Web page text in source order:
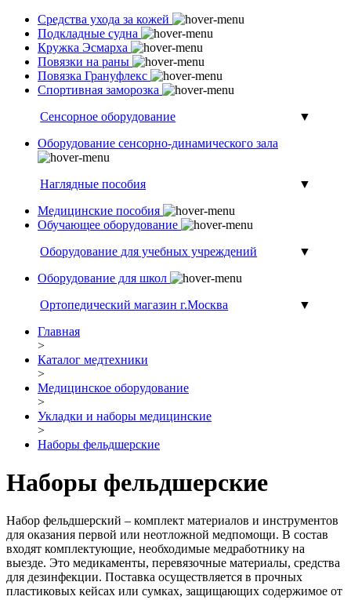
Средства ухода за кожей
Подкладные судна
Кружка Эсмарха
Повязки на раны
Повязка Грануфлекс
Спортивная заморозка
Сенсорное оборудование
▼
Оборудование сенсорно-динамического зала
Наглядные пособия
▼
Медицинские пособия
Обучающее оборудование
Оборудование для учебных учреждений
▼
Оборудование для школ
Ортопедический магазин г.Москва
▼
Главная
>
Каталог медтехники
>
Медицинское оборудование
>
Укладки и наборы медицинские
>
Наборы фельдшерские
Наборы фельдшерские
Набор фельдшерский – комплект материалов и инструментов
для оказания первой или неотложной медпомощи. В состав
входят комплектующие, необходимые медработнику на
выезде. Это медикаменты, перевязочные материалы, средства
для дезинфекции. Поставка осуществляется в прочных
пластиковых кейсах или сумках, защищающих содержимое от